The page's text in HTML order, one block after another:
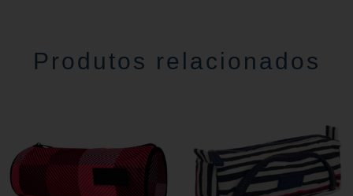
Produtos relacionados